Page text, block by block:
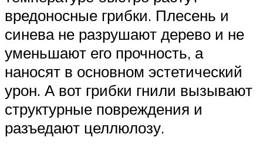
вредоносные грибки. Плесень и
синева не разрушают дерево и не
уменьшают его прочность, а
наносят в основном эстетический
урон. А вот грибки гнили вызывают
структурные повреждения и
разъедают целлюлозу.